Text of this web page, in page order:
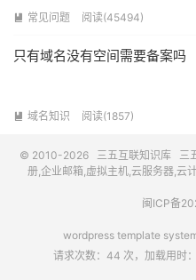
 常见问题 阅读(45494)
只有域名没有空间需要备案吗
 域名知识 阅读(1857)
© 2010-2026 三五互联知识库 三
册,企业邮箱,虚拟主机,云服务器,云
闽ICP备
wordpress template
请求次数：44 次，加载用时